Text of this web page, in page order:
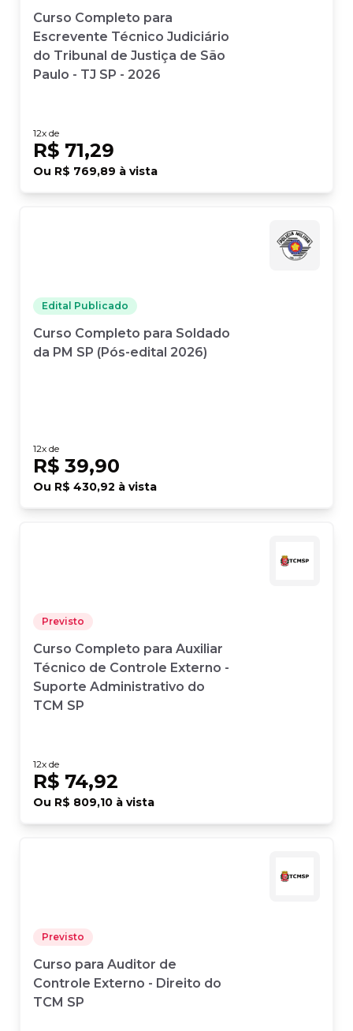
Curso Completo para
Escrevente Técnico Judiciário
do Tribunal de Justiça de São
Paulo - TJ SP - 2026
12x de
R$ 71,29
Ou R$ 769,89 à vista
Edital Publicado
Curso Completo para Soldado
da PM SP (Pós-edital 2026)
12x de
R$ 39,90
Ou R$ 430,92 à vista
Previsto
Curso Completo para Auxiliar
Técnico de Controle Externo -
Suporte Administrativo do
TCM SP
12x de
R$ 74,92
Ou R$ 809,10 à vista
Previsto
Curso para Auditor de
Controle Externo - Direito do
TCM SP